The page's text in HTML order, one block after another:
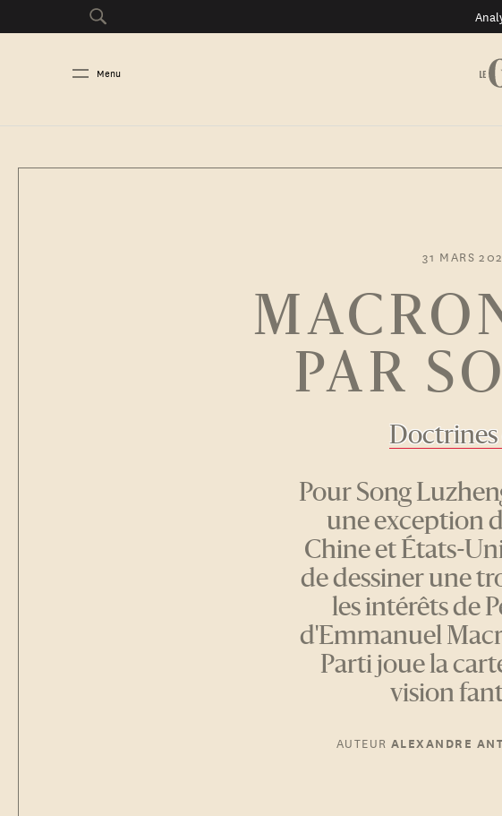
Menu
31 MARS
PAR
Doctrines
Pour Song
une exception
Chine et États-
de dessiner une
les intérêts de
d'Emmanuel
Parti joue la
vision
AUTEUR ALEXANDRE